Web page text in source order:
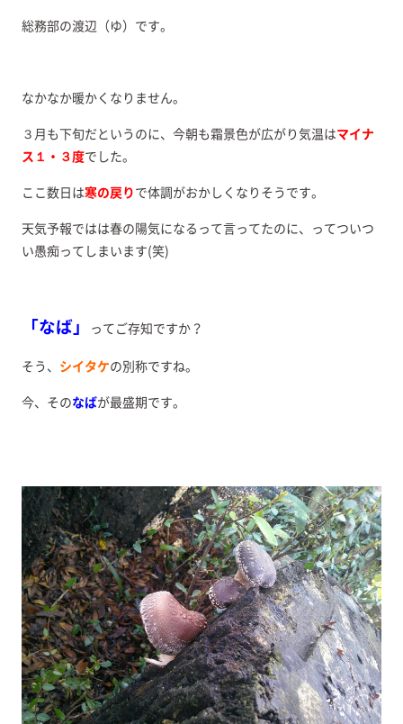
総務部の渡辺（ゆ）です。
なかなか暖かくなりません。
３月も下旬だというのに、今朝も霜景色が広がり気温はマイナ
ス１・３度でした。
ここ数日は寒の戻り で体調がおかしくなりそうです。
天気予報ではは春の陽気になるって言ってたのに、ってついつ
い愚痴ってしまいます(笑)
「なば」 ってご存知ですか？
そう、 シイタケの別称ですね。
今、そのなばが最盛期です。